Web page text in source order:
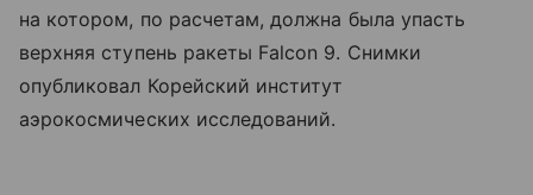
на котором, по расчетам, должна была упасть
верхняя ступень ракеты Falcon 9. Снимки
опубликовал Корейский институт
аэрокосмических исследований.